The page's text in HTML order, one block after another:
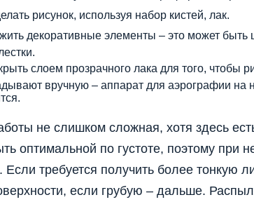
рисунок, используя набор кистей, лак.
декоративные элементы – это может быть
слоем прозрачного лака для того, чтобы
вручную – аппарат для аэрографии
не слишком сложная, хотя здесь
оптимальной по густоте, поэтому при
Если требуется получить более тонкую
если грубую – дальше.